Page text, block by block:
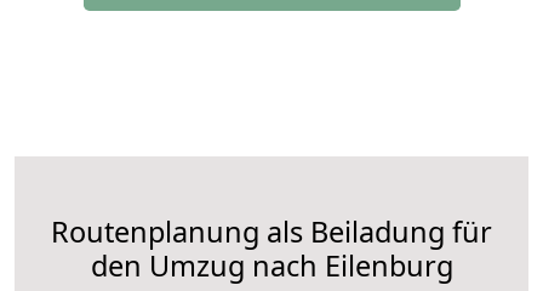
Routenplanung als Beiladung für
den Umzug nach Eilenburg